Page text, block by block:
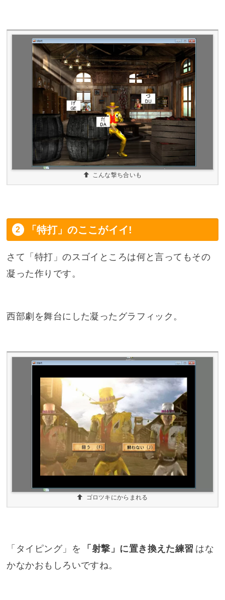
こんな撃ち合いも
「特打」のここがイイ!
さて「特打」のスゴイところは何と言ってもその
凝った作りです。
西部劇を舞台にした凝ったグラフィック。
ゴロツキにからまれる
「タイピング」を 「射撃」に置き換えた練習 はな
かなかおもしろいですね。